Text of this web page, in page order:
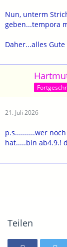
Nun, unterm
geben...tempora
Daher...alles
21. Juli 2026
p.s..........wer
hat.....bin ab4.9.!
Teilen